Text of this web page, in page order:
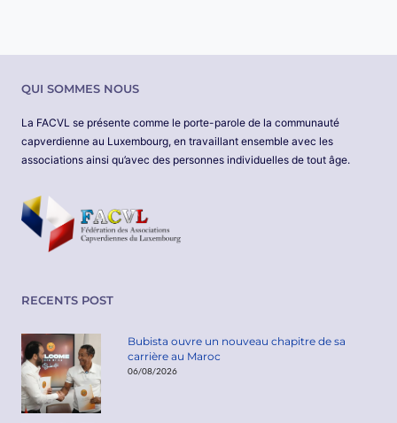
QUI SOMMES NOUS
La FACVL se présente comme le porte-parole de la communauté
capverdienne au Luxembourg, en travaillant ensemble avec les
associations ainsi qu’avec des personnes individuelles de tout âge.
RECENTS POST
Bubista ouvre un nouveau chapitre de sa
carrière au Maroc
06/08/2026